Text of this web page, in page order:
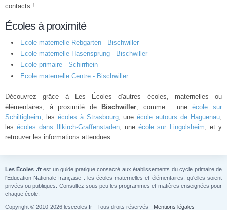
contacts !
Écoles à proximité
Ecole maternelle Rebgarten - Bischwiller
Ecole maternelle Hasensprung - Bischwiller
Ecole primaire - Schirrhein
Ecole maternelle Centre - Bischwiller
Découvrez grâce à Les Écoles d'autres écoles, maternelles ou
élémentaires, à proximité de
Bischwiller, comme : uneécole sur
Schiltigheim, les écoles à Strasbourg, uneécole autours de Haguenau,
lesécoles dans Illkirch-Graffenstaden, uneécole sur Lingolsheim, et y
retrouver les informations attendues.
Les Écoles .frest un guide pratique consacré aux établissements du cycle primaire de
l'Éducation Nationale française : les écoles maternelles et élémentaires, qu'elles soient
privées ou publiques. Consultez sous peu les programmes et matières enseignées pour
chaque école.
Copyright © 2010-2026 lesecoles.fr - Tous droits réservés - Mentions légales